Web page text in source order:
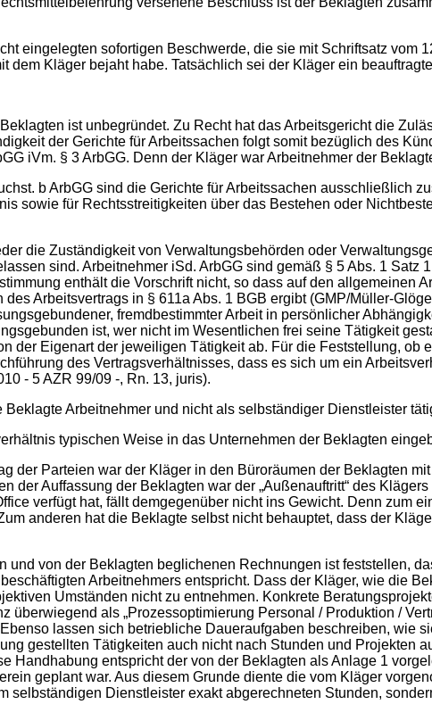
sofortigen Beschwerde, die sie mit Schriftsatz vom
dem Kläger bejaht habe. Tatsächlich sei der Kläger ein
unbegründet. Zu Recht hat das Arbeitsgericht die
der Gerichte für Arbeitssachen folgt somit bezüglich des
iVm. § 3 ArbGG. Denn der Kläger war Arbeitnehmer der
sind die Gerichte für Arbeitssachen ausschließlich
sowie für Rechtsstreitigkeiten über das Bestehen oder
die Zuständigkeit von Verwaltungsbehörden oder
sind. Arbeitnehmer iSd. ArbGG sind gemäß § 5 Abs. 1 Satz
enthält die Vorschrift nicht, so dass auf den allgemeinen
Arbeitsvertrags in § 611a Abs. 1 BGB ergibt (GMP/Müller-
fremdbestimmter Arbeit in persönlicher
ist, wer nicht im Wesentlichen frei seine Tätigkeit
der Eigenart der jeweiligen Tätigkeit ab. Für die Feststellung, ob
des Vertragsverhältnisses, dass es sich um ein
- 5 AZR 99/09 -, Rn. 13, juris).
Arbeitnehmer und nicht als selbständiger Dienstleister
Weise in das Unternehmen der Beklagten
war der Kläger in den Büroräumen der Beklagten mit
der Auffassung der Beklagten war der „Außenauftritt“ des
verfügt hat, fällt demgegenüber nicht ins Gewicht. Denn zum
anderen hat die Beklagte selbst nicht behauptet, dass der
Beklagten beglichenen Rechnungen ist feststellen, dass
Arbeitnehmers entspricht. Dass der Kläger, wie die
Umständen nicht zu entnehmen. Konkrete
als „Prozessoptimierung Personal / Produktion /
lassen sich betriebliche Daueraufgaben beschreiben, wie
gestellten Tätigkeiten auch nicht nach Stunden und Projekten
Handhabung entspricht der von der Beklagten als Anlage 1
geplant war. Aus diesem Grunde diente die vom Kläger
selbständigen Dienstleister exakt abgerechneten Stunden,